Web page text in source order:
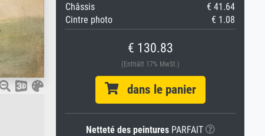
Châssis
€ 41.64
Cintre photo
€ 1.08
€ 130.83
(Enthält 17% MwSt.)
dans le panier
Netteté des peinturesPARFAIT